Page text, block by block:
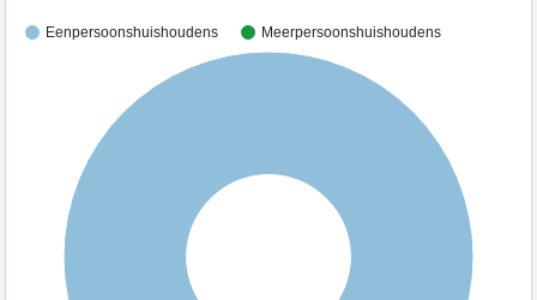
Eenpersoonshuishoudens Meerpersoonshuishoudens